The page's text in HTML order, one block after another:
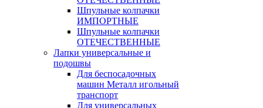
Шпульные колпачки
ИМПОРТНЫЕ
Шпульные колпачки
ОТЕЧЕСТВЕННЫЕ
Лапки универсальные и
подошвы
Для беспосадочных
машин Металл игольный
транспорт
Для универсальных